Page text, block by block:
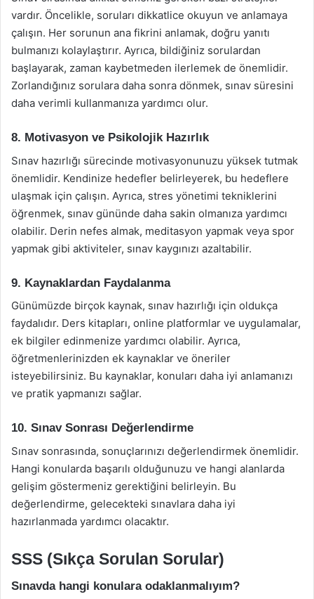
vardır. Öncelikle, soruları dikkatlice okuyun ve anlamaya
çalışın. Her sorunun ana fikrini anlamak, doğru yanıtı
bulmanızı kolaylaştırır. Ayrıca, bildiğiniz sorulardan
başlayarak, zaman kaybetmeden ilerlemek de önemlidir.
Zorlandığınız sorulara daha sonra dönmek, sınav süresini
daha verimli kullanmanıza yardımcı olur.
8. Motivasyon ve Psikolojik Hazırlık
Sınav hazırlığı sürecinde motivasyonunuzu yüksek tutmak
önemlidir. Kendinize hedefler belirleyerek, bu hedeflere
ulaşmak için çalışın. Ayrıca, stres yönetimi tekniklerini
öğrenmek, sınav gününde daha sakin olmanıza yardımcı
olabilir. Derin nefes almak, meditasyon yapmak veya spor
yapmak gibi aktiviteler, sınav kaygınızı azaltabilir.
9. Kaynaklardan Faydalanma
Günümüzde birçok kaynak, sınav hazırlığı için oldukça
faydalıdır. Ders kitapları, online platformlar ve uygulamalar,
ek bilgiler edinmenize yardımcı olabilir. Ayrıca,
öğretmenlerinizden ek kaynaklar ve öneriler
isteyebilirsiniz. Bu kaynaklar, konuları daha iyi anlamanızı
ve pratik yapmanızı sağlar.
10. Sınav Sonrası Değerlendirme
Sınav sonrasında, sonuçlarınızı değerlendirmek önemlidir.
Hangi konularda başarılı olduğunuzu ve hangi alanlarda
gelişim göstermeniz gerektiğini belirleyin. Bu
değerlendirme, gelecekteki sınavlara daha iyi
hazırlanmada yardımcı olacaktır.
SSS (Sıkça Sorulan Sorular)
Sınavda hangi konulara odaklanmalıyım?